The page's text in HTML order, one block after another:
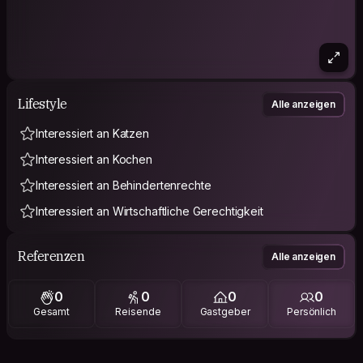
Lifestyle Alle anzeigen
Interessiert an Katzen
Interessiert an Kochen
Interessiert an Behindertenrechte
Interessiert an Wirtschaftliche Gerechtigkeit
Referenzen Alle anzeigen
0
Gesamt
0
Reisende
0
Gastgeber
0
Persönlich